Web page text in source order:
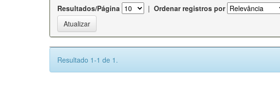
Resultados/Página | Ordenar registros por
Resultado 1-1 de 1.